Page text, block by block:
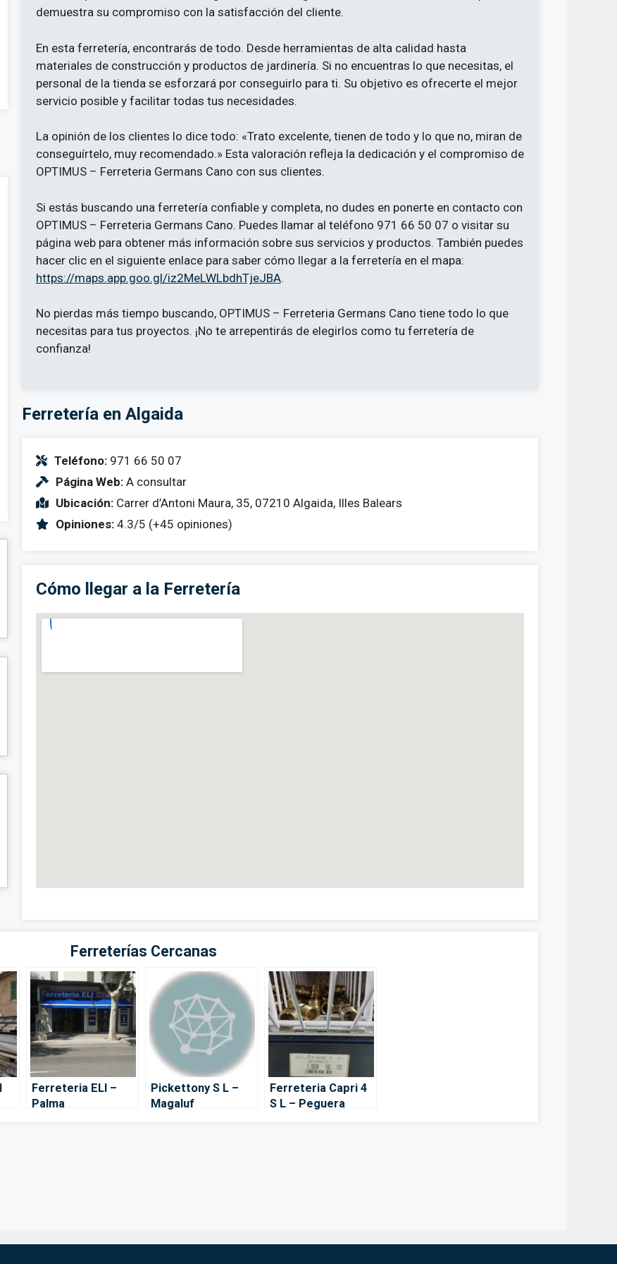
demuestra su compromiso con la satisfacción del cliente.
En esta ferretería, encontrarás de todo. Desde herramientas de alta calidad hasta
materiales de construcción y productos de jardinería. Si no encuentras lo que necesitas, el
personal de la tienda se esforzará por conseguirlo para ti. Su objetivo es ofrecerte el mejor
servicio posible y facilitar todas tus necesidades.
La opinión de los clientes lo dice todo: «Trato excelente, tienen de todo y lo que no, miran de
conseguírtelo, muy recomendado.» Esta valoración refleja la dedicación y el compromiso de
OPTIMUS – Ferreteria Germans Cano con sus clientes.
Si estás buscando una ferretería confiable y completa, no dudes en ponerte en contacto con
OPTIMUS – Ferreteria Germans Cano. Puedes llamar al teléfono 971 66 50 07 o visitar su
página web para obtener más información sobre sus servicios y productos. También puedes
hacer clic en el siguiente enlace para saber cómo llegar a la ferretería en el mapa:
https://maps.app.goo.gl/iz2MeLWLbdhTjeJBA.
No pierdas más tiempo buscando, OPTIMUS – Ferreteria Germans Cano tiene todo lo que
necesitas para tus proyectos. ¡No te arrepentirás de elegirlos como tu ferretería de
confianza!
Ferretería en Algaida
Teléfono:971 66 50 07
Página Web:A consultar
Ubicación:Carrer d’Antoni Maura, 35, 07210 Algaida, Illes Balears
Opiniones:4.3/5 (+45 opiniones)
Cómo llegar a la Ferretería
Ferreterías Cercanas
Ferreteria ELI –
Palma
Pickettony S L –
Magaluf
Ferreteria Capri 4
S L – Peguera